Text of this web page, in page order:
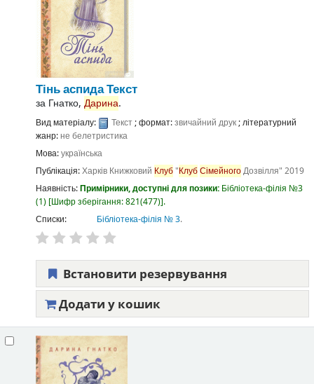
Тінь аспидаТекст
за Гнатко, Дарина.
Вид матеріалу: Текст; формат:звичайний друк; літературний
жанр:не белетристика
Мова:українська
Публікація:Харків Книжковий Клуб"КлубСімейногоДозвілля" 2019
Наявність:Примірники, доступні для позики: Бібліотека-філія №3
(1) Шифр зберігання:821(477) .
Списки:
Бібліотека-філія № 3.
Встановити резервування
Додати у кошик